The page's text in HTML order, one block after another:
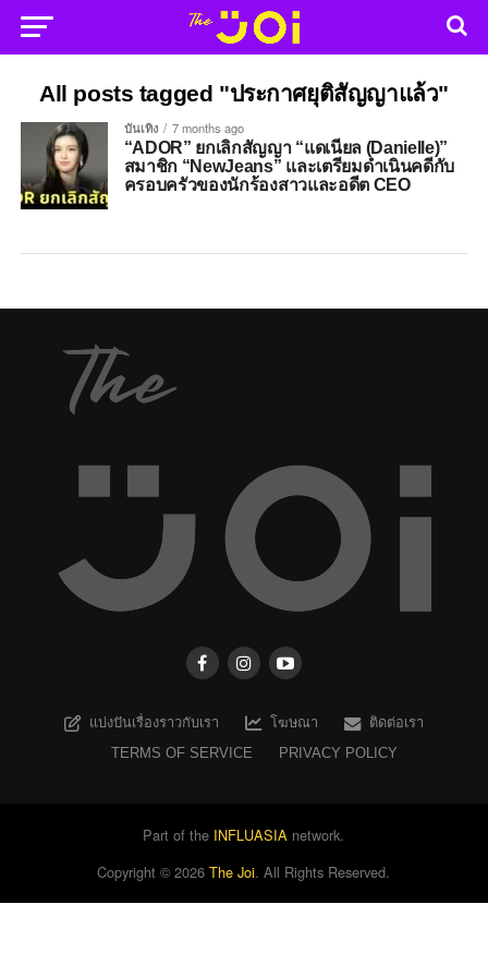
All posts tagged "ประกาศยุติสัญญาแล้ว"
บันเทิง 7 months ago
“ADOR” ยกเลิกสัญญา “แดเนียล (Danielle)”
สมาชิก “NewJeans” และเตรียมดำเนินคดีกับ
ครอบครัวของนักร้องสาวและอดีต CEO
แบ่งปันเรื่องราวกับเรา โฆษณา
ติดต่อเรา
TERMS OF SERVICE
PRIVACY POLICY
Part of the INFLUASIA network.
Copyright ©2026 The Joi. All Rights Reserved.